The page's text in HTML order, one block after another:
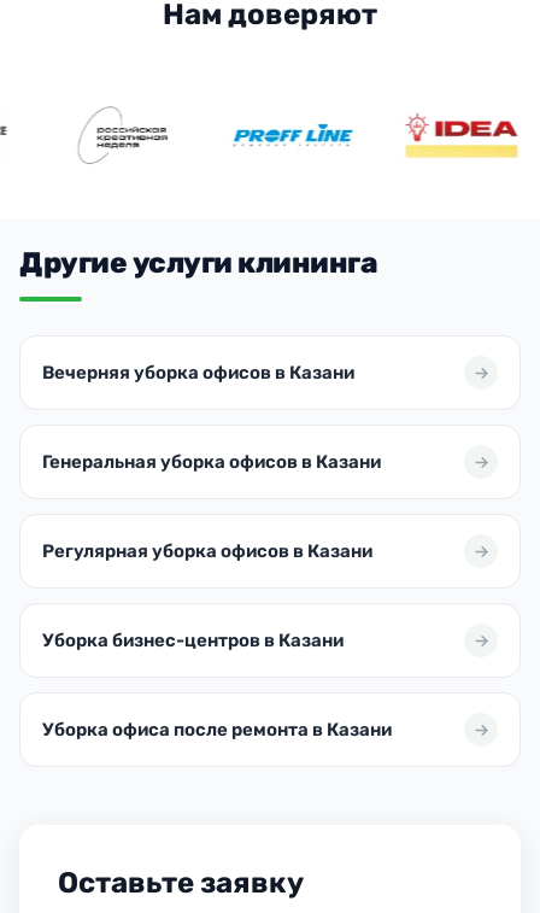
Нам доверяют
Другие услуги клининга
Вечерняя уборка офисов в Казани
Генеральная уборка офисов в Казани
Регулярная уборка офисов в Казани
Уборка бизнес-центров в Казани
Уборка офиса после ремонта в Казани
Оставьте заявку